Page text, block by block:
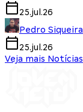
25.jul.26
Pedro Siqueira
25.jul.26
Veja mais Notícias